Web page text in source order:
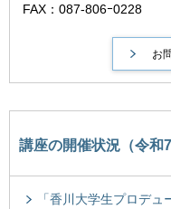
FAX：087-806ｰ0228
講座の開催状況（令和7
「香川大学生プロデ